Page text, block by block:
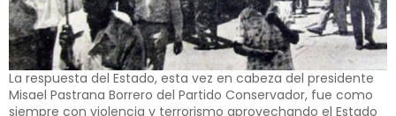
La respuesta del Estado, esta vez en cabeza del presidente
Misael Pastrana Borrero del Partido Conservador, fue como
siempre con violencia y terrorismo aprovechando el Estado